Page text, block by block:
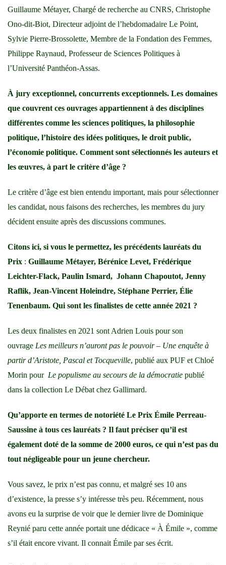
Guillaume Métayer, Chargé de recherche au CNRS, Christophe
Ono-dit-Biot, Directeur adjoint de l’hebdomadaire Le Point,
Sylvie Pierre-Brossolette, Membre de la Fondation des Femmes,
Philippe Raynaud, Professeur de Sciences Politiques à
l’Université Panthéon-Assas.
À jury exceptionnel, concurrents exceptionnels. Les domaines
que couvrent ces ouvrages appartiennent à des disciplines
différentes comme les sciences politiques, la philosophie
politique, l’histoire des idées politiques, le droit public,
l’économie politique. Comment sont sélectionnés les auteurs et
les œuvres, à part le critère d’âge ?
Le critère d’âge est bien entendu important, mais pour sélectionner
les candidat, nous faisons des recherches, les membres du jury
décident ensuite après des discussions communes.
Citons ici, si vous le permettez, les précédents lauréats du
Prix : Guillaume Métayer, Bérénice Levet, Frédérique
Leichter-Flack, Paulin Ismard, Johann Chapoutot, Jenny
Raflik, Jean-Vincent Holeindre, Stéphane Perrier, Élie
Tenenbaum. Qui sont les finalistes de cette année 2021 ?
Les deux finalistes en 2021 sont Adrien Louis pour son
ouvrage Les meilleurs n’auront pas le pouvoir – Une enquête à
partir d’Aristote, Pascal et Tocqueville, publié aux PUF et Chloé
Morin pour Le populisme au secours de la démocratie publié
dans la collection Le Débat chez Gallimard.
Qu’apporte en termes de notoriété Le Prix Émile Perreau-
Saussine à tous ces lauréats ? Il faut préciser qu’il est
également doté de la somme de 2000 euros, ce qui n’est pas du
tout négligeable pour un jeune chercheur.
Vous savez, le prix n’est pas connu, et malgré ses 10 ans
d’existence, la presse s’y intéresse très peu. Récemment, nous
avons eu la surprise de voir que le dernier livre de Dominique
Reynié paru cette année portait une dédicace « À Émile », comme
s’il était encore vivant. Il connait Émile par ses écrit.